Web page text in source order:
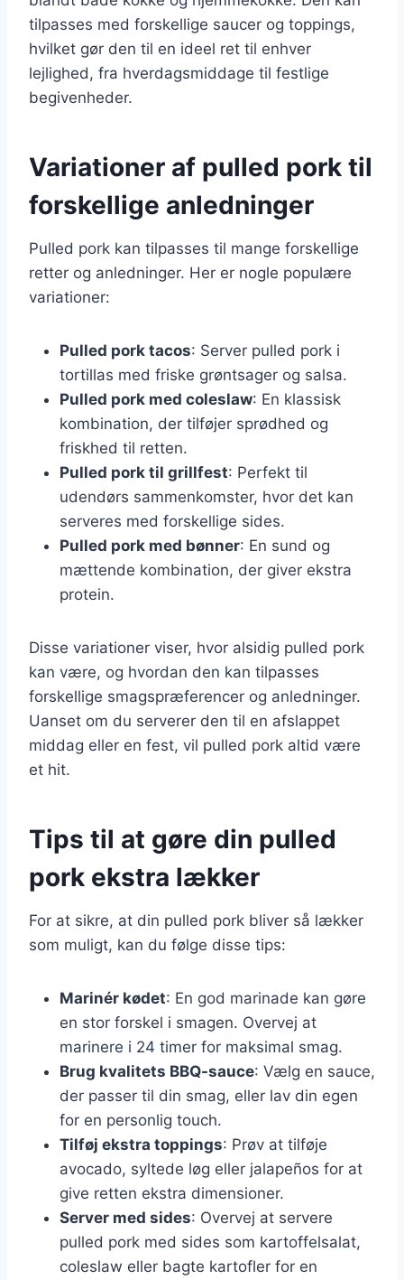
tilpasses med forskellige saucer og toppings,
hvilket gør den til en ideel ret til enhver
lejlighed, fra hverdagsmiddage til festlige
begivenheder.
Variationer af pulled pork til
forskellige anledninger
Pulled pork kan tilpasses til mange forskellige
retter og anledninger. Her er nogle populære
variationer:
Pulled pork tacos: Server pulled pork i
tortillas med friske grøntsager og salsa.
Pulled pork med coleslaw: En klassisk
kombination, der tilføjer sprødhed og
friskhed til retten.
Pulled pork til grillfest: Perfekt til
udendørs sammenkomster, hvor det kan
serveres med forskellige sides.
Pulled pork med bønner: En sund og
mættende kombination, der giver ekstra
protein.
Disse variationer viser, hvor alsidig pulled pork
kan være, og hvordan den kan tilpasses
forskellige smagspræferencer og anledninger.
Uanset om du serverer den til en afslappet
middag eller en fest, vil pulled pork altid være
et hit.
Tips til at gøre din pulled
pork ekstra lækker
For at sikre, at din pulled pork bliver så lækker
som muligt, kan du følge disse tips:
Marinér kødet: En god marinade kan gøre
en stor forskel i smagen. Overvej at
marinere i 24 timer for maksimal smag.
Brug kvalitets BBQ-sauce: Vælg en sauce,
der passer til din smag, eller lav din egen
for en personlig touch.
Tilføj ekstra toppings: Prøv at tilføje
avocado, syltede løg eller jalapeños for at
give retten ekstra dimensioner.
Server med sides: Overvej at servere
pulled pork med sides som kartoffelsalat,
coleslaw eller bagte kartofler for en